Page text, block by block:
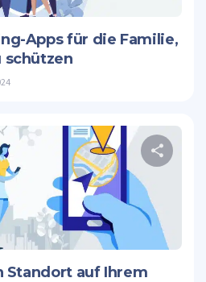
Apps für die Familie,
schützen
Standort auf Ihrem